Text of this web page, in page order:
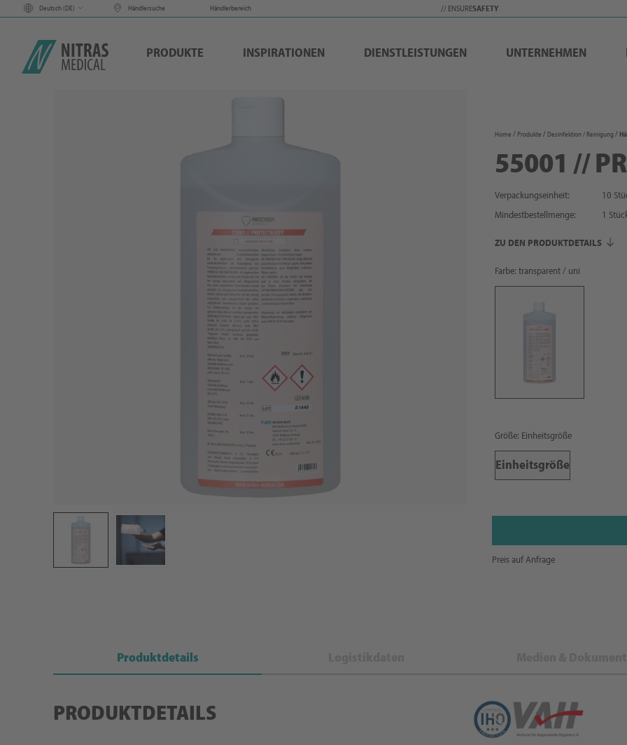
Deutsch (DE) Händlersuche Händlerbereich // ENSURESAFETY
PRODUKTE INSPIRATIONEN DIENSTLEISTUNGEN UNTERNEHMEN
Home Produkte Desinfektion / Reinigung
55001 //
Verpackungseinheit:
10
Mindestbestellmenge:
1
ZU DEN PRODUKTDETAILS
Farbe: transparent / uni
Größe: Einheitsgröße
Einheitsgröße
Preis auf Anfrage
Produktdetails
PRODUKTDETAILS